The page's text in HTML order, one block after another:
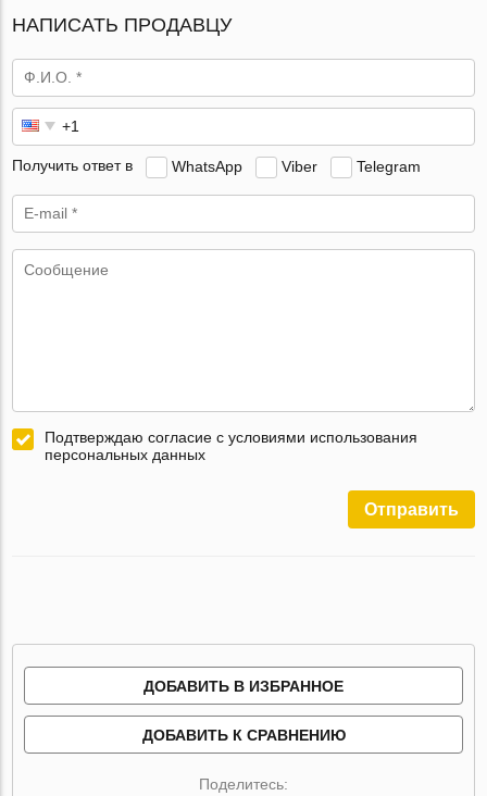
НАПИСАТЬ ПРОДАВЦУ
Получить ответ в WhatsApp Viber Telegram
Подтверждаю согласие с условиями использования
персональных данных
Отправить
ДОБАВИТЬ В ИЗБРАННОЕ
ДОБАВИТЬ К СРАВНЕНИЮ
Поделитесь: